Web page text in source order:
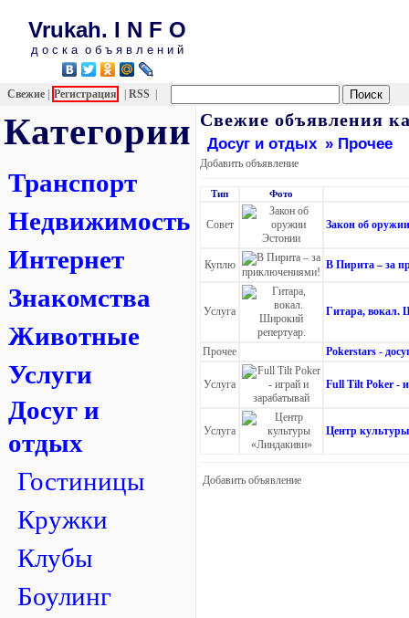
Vrukah. I N F O
д о с к а о б ъ я в л е н и й
Свежие Регистрация RSS
Категории
Транспорт
Недвижимость
Интернет
Знакомства
Животные
Услуги
Досуг и
отдых
Гостиницы
Кружки
Клубы
Боулинг
Свежие объявления
Досуг и отдых » Прочее
Добавить объявление
Тип Фото
Совет Закон об
Куплю В Пирита – за
Услуга Гитара, вокал.
Прочее Pokerstars -
Услуга Full Tilt Poker -
Услуга Центр
Добавить объявление